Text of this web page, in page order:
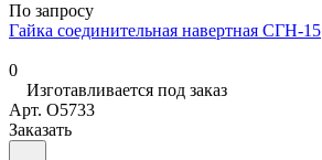
По запросу
Гайка соединительная навертная СГН-15
0
Изготавливается под заказ
Арт. O5733
Заказать